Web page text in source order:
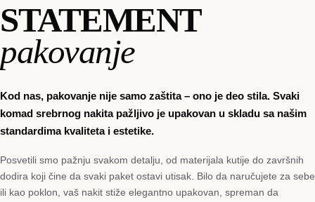
STATEMENT
pakovanje
Kod nas, pakovanje nije samo zaštita – ono je deo stila. Svaki
komad srebrnog nakita pažljivo je upakovan u skladu sa našim
standardima kvaliteta i estetike.
Posvetili smo pažnju svakom detalju, od materijala kutije do završnih
dodira koji čine da svaki paket ostavi utisak. Bilo da naručujete za sebe
ili kao poklon, vaš nakit stiže elegantno upakovan, spreman da